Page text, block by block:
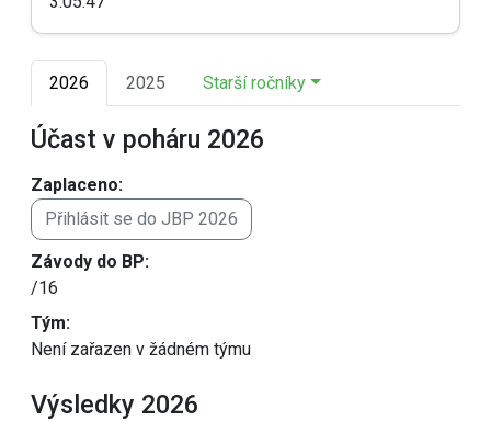
2026 2025 Starší ročníky
Účast v poháru 2026
Zaplaceno:
Přihlásit se do JBP 2026
Závody do BP:
/16
Tým:
Není zařazen v žádném týmu
Výsledky 2026